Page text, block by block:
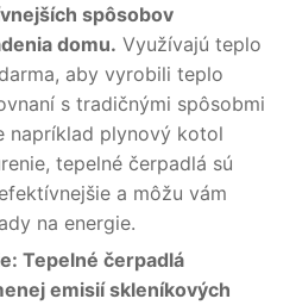
spôsobov
domu. Využívajú teplo
aby vyrobili teplo
s tradičnými spôsobmi
napríklad plynový kotol
tepelné čerpadlá sú
a môžu vám
na energie.
Tepelné čerpadlá
emisií skleníkových